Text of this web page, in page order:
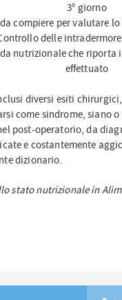
3° giorno
compiere per valutare
delle
nutrizionale che
effettuato
diversi esiti
come sindrome, siano
post-operatorio, da
e costantemente
dizionario.
stato nutrizionale in